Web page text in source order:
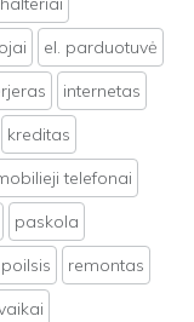
el. parduotuvė
internetas
kreditas
telefonai
paskola
poilsis
remontas